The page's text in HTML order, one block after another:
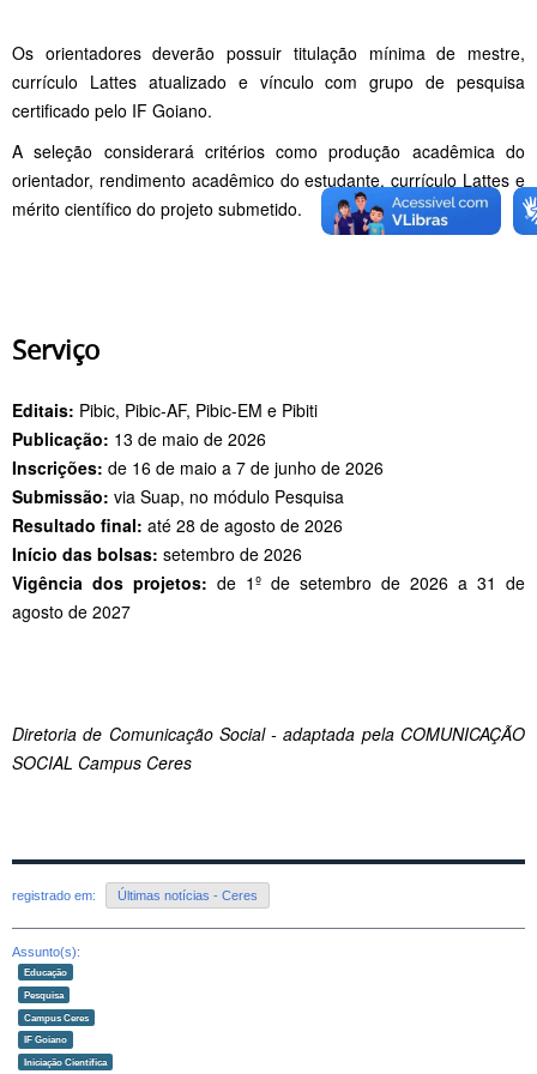
Os orientadores deverão possuir titulação mínima de mestre,
currículo Lattes atualizado e vínculo com grupo de pesquisa
certificado pelo IF Goiano.
A seleção considerará critérios como produção acadêmica do
orientador, rendimento acadêmico do estudante, currículo Lattes e
mérito científico do projeto submetido.
Serviço
Editais: Pibic, Pibic-AF, Pibic-EM e Pibiti
Publicação: 13 de maio de 2026
Inscrições: de 16 de maio a 7 de junho de 2026
Submissão: via Suap, no módulo Pesquisa
Resultado final: até 28 de agosto de 2026
Início das bolsas: setembro de 2026
Vigência dos projetos: de 1º de setembro de 2026 a 31 de
agosto de 2027
Diretoria de Comunicação Social - adaptada pela COMUNICAÇÃO
SOCIAL Campus Ceres
registrado em: Últimas notícias - Ceres
Assunto(s):
Educação
Pesquisa
Campus Ceres
IF Goiano
Iniciação Científica